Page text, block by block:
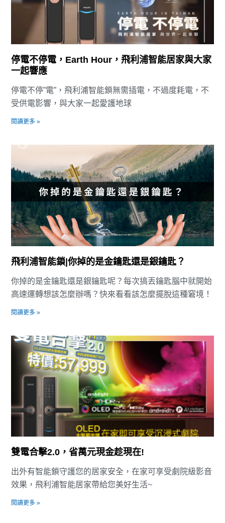
停電不停電，Earth Hour，飛利浦智能居家與大家
一起響應
停電不停”電”，飛利浦智能鎖無需插電，不過度耗電，不
受供電影響，與大家一起愛護地球
閱讀更多 »
飛利浦智能鎖|你掉的是金鑰匙還是銀鑰匙？
你掉的是金鑰匙還是銀鑰匙呢？每次搞丟鑰匙腦中就開始
高速運轉想該怎麼辦嗎？快來看看該怎麼擺脫這種窘境！
閱讀更多 »
雙電合擊2.0，省萬元現金趁現在!
出外有智能鎖守護您的居家安全，在家可享受劇院級影音
效果，飛利浦智能居家帶給您美好生活~
閱讀更多 »